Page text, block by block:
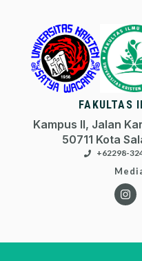
FAKULTAS
Kampus II, Jalan
50711 Kota
+62298-